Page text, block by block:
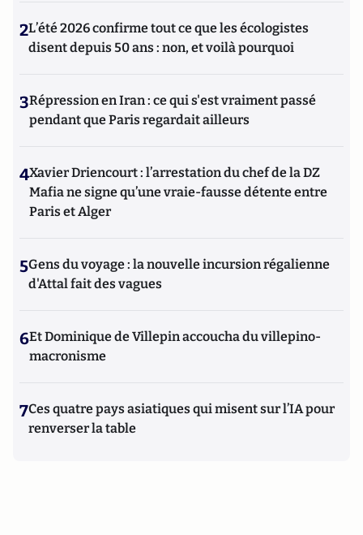
2L’été 2026 confirme tout ce que les écologistes
disent depuis 50 ans : non, et voilà pourquoi
3Répression en Iran : ce qui s'est vraiment passé
pendant que Paris regardait ailleurs
4Xavier Driencourt : l’arrestation du chef de la DZ
Mafia ne signe qu’une vraie-fausse détente entre
Paris et Alger
5Gens du voyage : la nouvelle incursion régalienne
d'Attal fait des vagues
6Et Dominique de Villepin accoucha du villepino-
macronisme
7Ces quatre pays asiatiques qui misent sur l’IA pour
renverser la table